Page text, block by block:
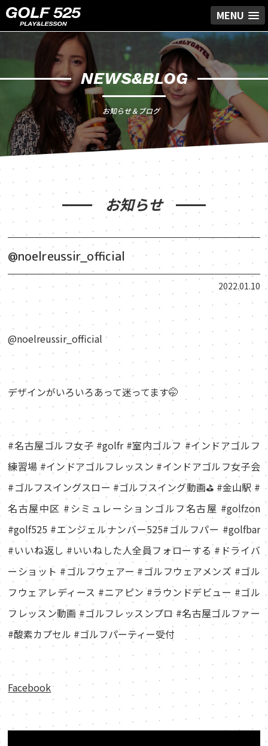
MENU
NEWS&BLOG
お知らせ＆ブログ
お知らせ
@noelreussir_official
2022.01.10
@noelreussir_official
デザインがいろいろあって迷ってます🤭
#名古屋ゴルフ女子 #golfr #室内ゴルフ #インドアゴルフ
練習場 #インドアゴルフレッスン #インドアゴルフ女子会
#ゴルフスイングスロー #ゴルフスイング動画⛳️ #金山駅 #
名古屋中区 #シミュレーションゴルフ名古屋 #golfzon
#golf525 #エンジェルナンバー525#ゴルフパー #golfbar
#いいね返し #いいねした人全員フォローする #ドライバ
ーショット #ゴルフウェアー #ゴルフウェアメンズ #ゴル
フウェアレディース #ニアピン #ラウンドデビュー #ゴル
フレッスン動画 #ゴルフレッスンプロ #名古屋ゴルファー
#酸素カプセル #ゴルフパーティー受付
Facebook